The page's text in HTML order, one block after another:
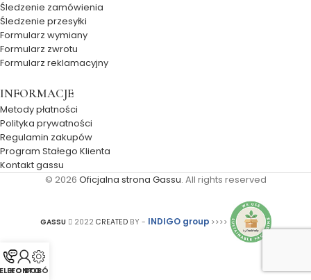
Śledzenie zamówienia
Śledzenie przesyłki
Formularz wymiany
Formularz zwrotu
Formularz reklamacyjny
INFORMACJE
Metody płatności
Polityka prywatności
Regulamin zakupów
Program Stałego Klienta
Kontakt gassu
© 2026 Oficjalna strona Gassu. All rights reserved
GASSU 2022 CREATED BY - INDIGO group >>>>
KONTO
DOBÓR